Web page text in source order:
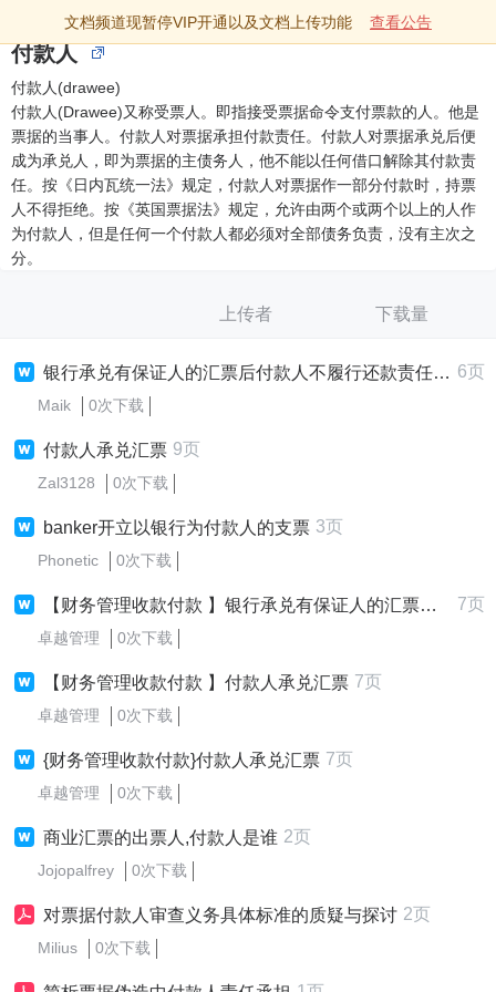
文档频道现暂停VIP开通以及文档上传功能 查看公告
付款人
付款人(drawee)
付款人(Drawee)又称受票人。即指接受票据命令支付票款的人。他是
票据的当事人。付款人对票据承担付款责任。付款人对票据承兑后便
成为承兑人，即为票据的主债务人，他不能以任何借口解除其付款责
任。按《日内瓦统一法》规定，付款人对票据作一部分付款时，持票
人不得拒绝。按《英国票据法》规定，允许由两个或两个以上的人作
为付款人，但是任何一个付款人都必须对全部债务负责，没有主次之
分。
上传者 下载量
银行承兑有保证人的汇票后付款人不履行还款责任案例 6页
Maik 0次下载
付款人承兑汇票 9页
Zal3128 0次下载
banker开立以银行为付款人的支票 3页
Phonetic 0次下载
【财务管理收款付款 】银行承兑有保证人的汇票后付款人不履行还款责任案例 7页
卓越管理 0次下载
【财务管理收款付款 】付款人承兑汇票 7页
卓越管理 0次下载
{财务管理收款付款}付款人承兑汇票 7页
卓越管理 0次下载
商业汇票的出票人,付款人是谁 2页
Jojopalfrey 0次下载
对票据付款人审查义务具体标准的质疑与探讨 2页
Milius 0次下载